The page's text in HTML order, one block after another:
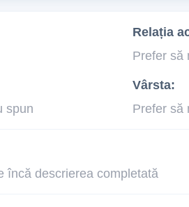
Relația
Prefer să
spun
Vârsta:
Prefer să
încă descrierea completată